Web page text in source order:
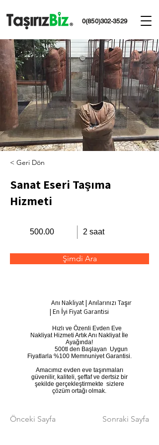
0(850)302-3529
< Geri Dön
Sanat Eseri Taşıma
Hizmeti
500.00 2 saat
Şimdi Ara
Anı Nakliyat | Anılarınızı Taşır
| En İyi Fiyat Garantisi
​ Hızlı ve Özenli Evden Eve
Nakliyat Hizmeti Artık Anı Nakliyat İle
Ayağında!
500tl den Başlayan Uygun
Fiyatlarla %100 Memnuniyet Garantisi.
Amacımız evden eve taşınmaları
güvenilir, kaliteli, şeffaf ve dertsiz bir
şekilde gerçekleştirmekte sizlere
çözüm ortağı olmak.
Önceki Sayfa Sonraki Sayfa